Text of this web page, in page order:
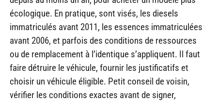
écologique. En pratique, sont visés, les diesels
immatriculés avant 2011, les essences immatriculées
avant 2006, et parfois des conditions de ressources
ou de remplacement à l’identique s’appliquent. Il faut
faire détruire le véhicule, fournir les justificatifs et
choisir un véhicule éligible. Petit conseil de voisin,
vérifier les conditions exactes avant de signer,